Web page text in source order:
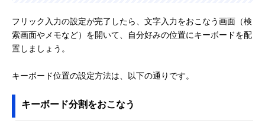
フリック入力の設定が完了したら、文字入力をおこなう画面（検
索画面やメモなど）を開いて、自分好みの位置にキーボードを配
置しましょう。
キーボード位置の設定方法は、以下の通りです。
キーボード分割をおこなう